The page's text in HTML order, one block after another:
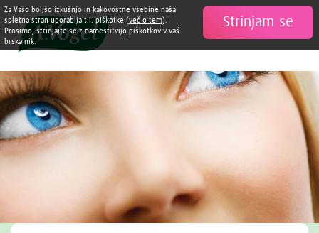
 Strinjam se
Za Vašo boljšo izkušnjo in kakovostne vsebine naša
spletna stran uporablja t.i. piškotke (več o tem).
Prosimo, strinjajte se z namestitvijo piškotkov v vaš
brskalnik.